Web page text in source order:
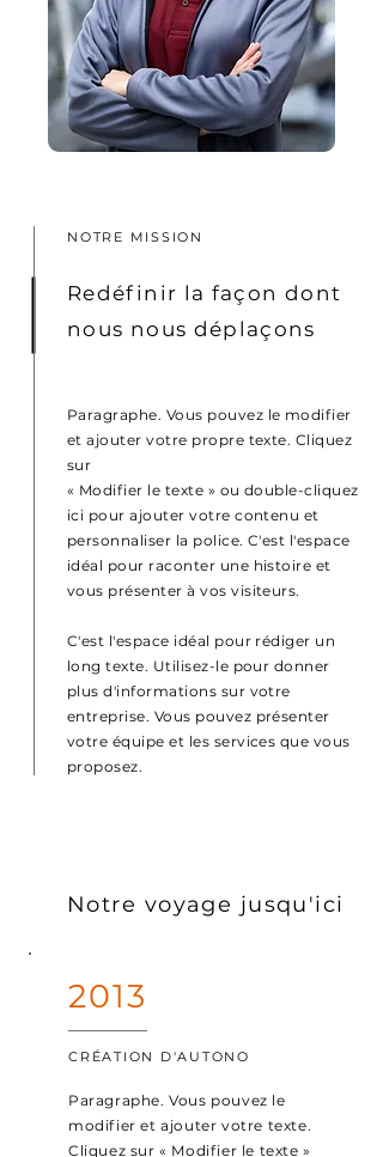
NOTRE MISSION
Redéfinir la façon dont
nous nous déplaçons
Paragraphe. Vous pouvez le modifier
et ajouter votre propre texte. Cliquez
sur
« Modifier le texte » ou double-cliquez
ici pour ajouter votre contenu et
personnaliser la police. C'est l'espace
idéal pour raconter une histoire et
vous présenter à vos visiteurs.
C'est l'espace idéal pour rédiger un
long texte. Utilisez-le pour donner
plus d'informations sur votre
entreprise. Vous pouvez présenter
votre équipe et les services que vous
proposez.
Notre voyage jusqu'ici
2013
CRÉATION D'AUTONO
Paragraphe. Vous pouvez le
modifier et ajouter votre texte.
Cliquez sur « Modifier le texte »